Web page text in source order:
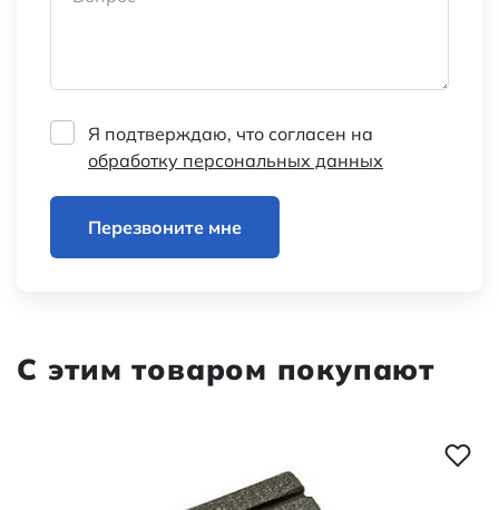
Я подтверждаю, что согласен на
обработку персональных данных
Перезвоните мне
С этим товаром покупают